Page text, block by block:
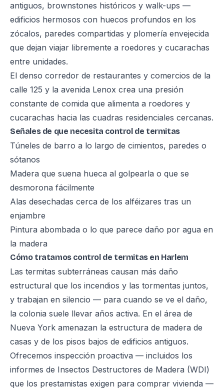
antiguos, brownstones históricos y walk-ups —
edificios hermosos con huecos profundos en los
zócalos, paredes compartidas y plomería envejecida
que dejan viajar libremente a roedores y cucarachas
entre unidades.
El denso corredor de restaurantes y comercios de la
calle 125 y la avenida Lenox crea una presión
constante de comida que alimenta a roedores y
cucarachas hacia las cuadras residenciales cercanas.
Señales de que necesita control de termitas
Túneles de barro a lo largo de cimientos, paredes o
sótanos
Madera que suena hueca al golpearla o que se
desmorona fácilmente
Alas desechadas cerca de los alféizares tras un
enjambre
Pintura abombada o lo que parece daño por agua en
la madera
Cómo tratamos control de termitas en Harlem
Las termitas subterráneas causan más daño
estructural que los incendios y las tormentas juntos,
y trabajan en silencio — para cuando se ve el daño,
la colonia suele llevar años activa. En el área de
Nueva York amenazan la estructura de madera de
casas y de los pisos bajos de edificios antiguos.
Ofrecemos inspección proactiva — incluidos los
informes de Insectos Destructores de Madera (WDI)
que los prestamistas exigen para comprar vivienda —